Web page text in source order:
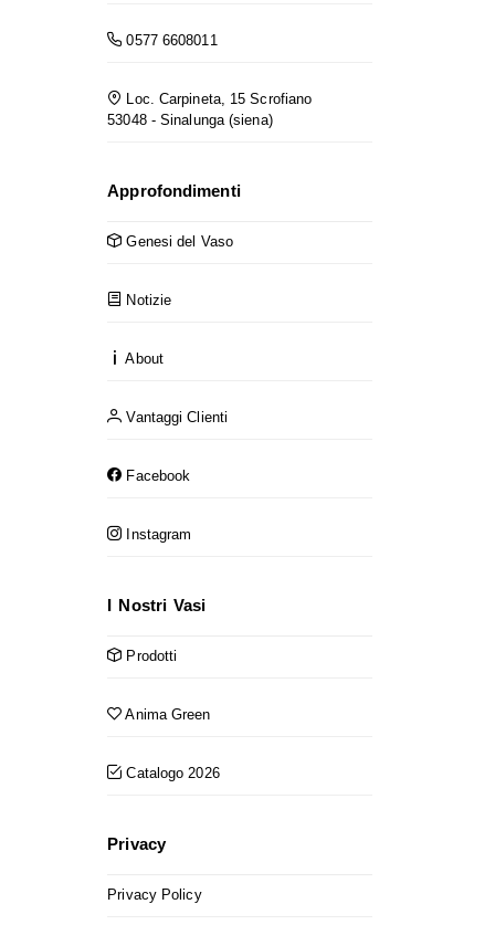
0577 6608011
Loc. Carpineta, 15 Scrofiano
53048 - Sinalunga (siena)
Approfondimenti
Genesi del Vaso
Notizie
About
Vantaggi Clienti
Facebook
Instagram
I Nostri Vasi
Prodotti
Anima Green
Catalogo 2026
Privacy
Privacy Policy